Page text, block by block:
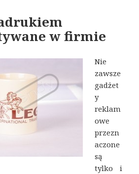
w firmie
Nie
zawsze
gadżet
y
reklam
owe
przezn
aczone
są
tylko i